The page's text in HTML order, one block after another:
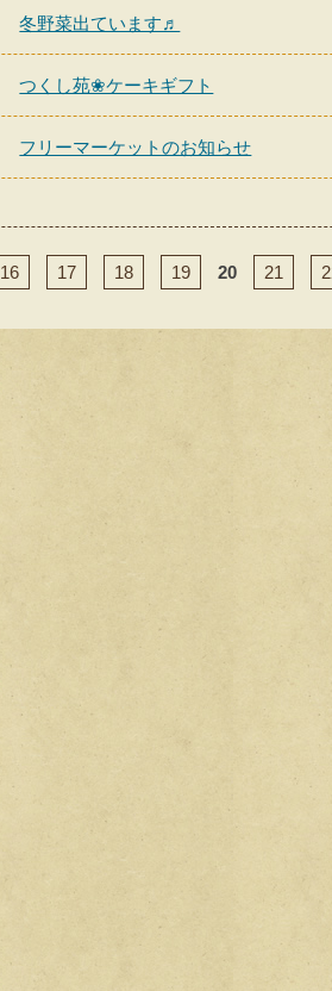
冬野菜出ています♬
つくし苑❀ケーキギフト
フリーマーケットのお知らせ
16 17 18 19 20 21